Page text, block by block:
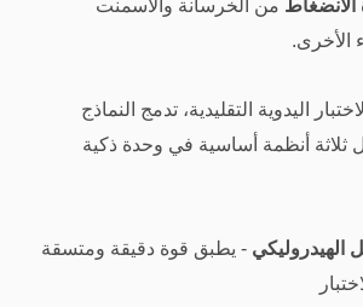
الانضغاط من الخرسانة والأسمنت
الأخرى.
اليدوية التقليدية، تدمج النماذج
ثلاثة أنظمة أساسية في وحدة ذكية
الهيدروليكي - يطبق قوة دقيقة ومتسقة